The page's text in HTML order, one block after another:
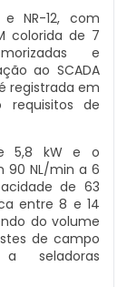
NR-12, com
colorida de 7
e
ao SCADA
registrada em
requisitos de
5,8 kW e o
90 NL/min a 6
de 63
entre 8 e 14
do volume
de campo
seladoras